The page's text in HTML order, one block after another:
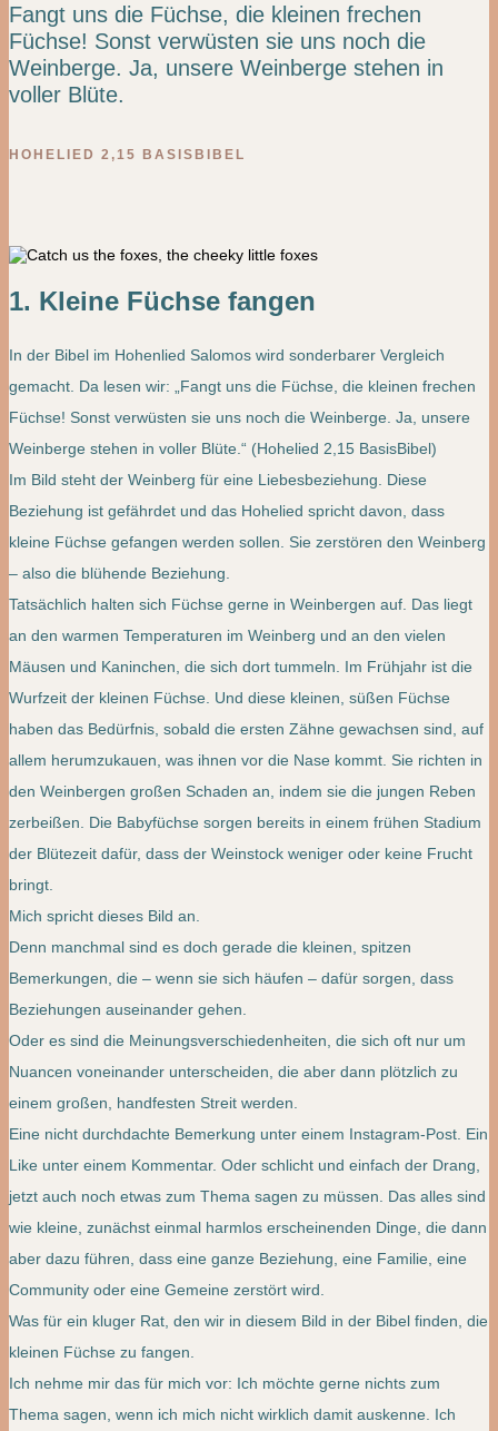
1. Kleine Füchse fangen
In der Bibel im Hohenlied Salomos wird sonderbarer Vergleich
gemacht. Da lesen wir: „Fangt uns die Füchse, die kleinen frechen
Füchse! Sonst verwüsten sie uns noch die Weinberge. Ja, unsere
Weinberge stehen in voller Blüte.“ (Hohelied 2,15 BasisBibel)
Im Bild steht der Weinberg für eine Liebesbeziehung. Diese
Beziehung ist gefährdet und das Hohelied spricht davon, dass
kleine Füchse gefangen werden sollen. Sie zerstören den Weinberg
– also die blühende Beziehung.
Tatsächlich halten sich Füchse gerne in Weinbergen auf. Das liegt
an den warmen Temperaturen im Weinberg und an den vielen
Mäusen und Kaninchen, die sich dort tummeln. Im Frühjahr ist die
Wurfzeit der kleinen Füchse. Und diese kleinen, süßen Füchse
haben das Bedürfnis, sobald die ersten Zähne gewachsen sind, auf
allem herumzukauen, was ihnen vor die Nase kommt. Sie richten in
den Weinbergen großen Schaden an, indem sie die jungen Reben
zerbeißen. Die Babyfüchse sorgen bereits in einem frühen Stadium
der Blütezeit dafür, dass der Weinstock weniger oder keine Frucht
bringt.
Mich spricht dieses Bild an.
Denn manchmal sind es doch gerade die kleinen, spitzen
Bemerkungen, die – wenn sie sich häufen – dafür sorgen, dass
Beziehungen auseinander gehen.
Oder es sind die Meinungs­verschiedenheiten, die sich oft nur um
Nuancen voneinander unterscheiden, die aber dann plötzlich zu
einem großen, handfesten Streit werden.
Eine nicht durchdachte Bemerkung unter einem Instagram-Post. Ein
Like unter einem Kommentar. Oder schlicht und einfach der Drang,
jetzt auch noch etwas zum Thema sagen zu müssen. Das alles sind
wie kleine, zunächst einmal harmlos erscheinenden Dinge, die dann
aber dazu führen, dass eine ganze Beziehung, eine Familie, eine
Community oder eine Gemeine zerstört wird.
Was für ein kluger Rat, den wir in diesem Bild in der Bibel finden, die
kleinen Füchse zu fangen.
Ich nehme mir das für mich vor: Ich möchte gerne nichts zum
Thema sagen, wenn ich mich nicht wirklich damit auskenne. Ich
Fangt uns die Füchse, die kleinen frechen
Füchse! Sonst verwüsten sie uns noch die
Weinberge. Ja, unsere Weinberge stehen in
voller Blüte.
HOHELIED 2,15 BASISBIBEL